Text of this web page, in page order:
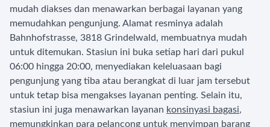
mudah diakses dan menawarkan berbagai layanan yang
memudahkan pengunjung. Alamat resminya adalah
Bahnhofstrasse, 3818 Grindelwald, membuatnya mudah
untuk ditemukan. Stasiun ini buka setiap hari dari pukul
06:00 hingga 20:00, menyediakan keleluasaan bagi
pengunjung yang tiba atau berangkat di luar jam tersebut
untuk tetap bisa mengakses layanan penting. Selain itu,
stasiun ini juga menawarkan layanan konsinyasi bagasi,
memungkinkan para pelancong untuk menyimpan barang